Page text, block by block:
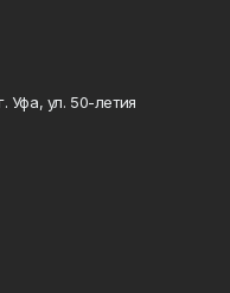
Уфа, ул. 50-летия